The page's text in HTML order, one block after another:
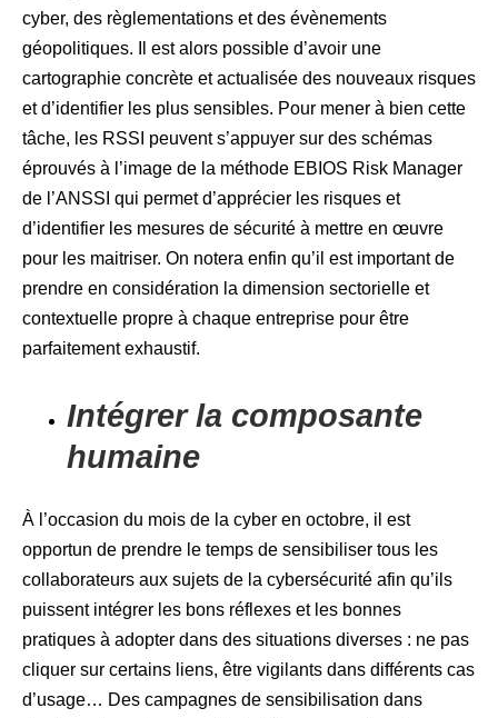
cyber, des règlementations et des évènements
géopolitiques. Il est alors possible d’avoir une
cartographie concrète et actualisée des nouveaux risques
et d’identifier les plus sensibles. Pour mener à bien cette
tâche, les RSSI peuvent s’appuyer sur des schémas
éprouvés à l’image de la méthode EBIOS Risk Manager
de l’ANSSI qui permet d’apprécier les risques et
d’identifier les mesures de sécurité à mettre en œuvre
pour les maitriser. On notera enfin qu’il est important de
prendre en considération la dimension sectorielle et
contextuelle propre à chaque entreprise pour être
parfaitement exhaustif.
Intégrer la composante
humaine
À l’occasion du mois de la cyber en octobre, il est
opportun de prendre le temps de sensibiliser tous les
collaborateurs aux sujets de la cybersécurité afin qu’ils
puissent intégrer les bons réflexes et les bonnes
pratiques à adopter dans des situations diverses : ne pas
cliquer sur certains liens, être vigilants dans différents cas
d’usage… Des campagnes de sensibilisation dans